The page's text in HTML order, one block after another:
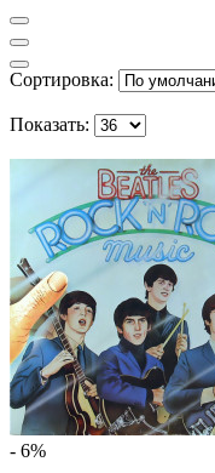
Сортировка:
Показать:
- 6%